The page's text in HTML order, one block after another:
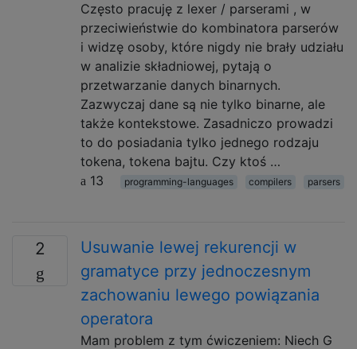
Często pracuję z lexer / parserami , w
przeciwieństwie do kombinatora parserów
i widzę osoby, które nigdy nie brały udziału
w analizie składniowej, pytają o
przetwarzanie danych binarnych.
Zazwyczaj dane są nie tylko binarne, ale
także kontekstowe. Zasadniczo prowadzi
to do posiadania tylko jednego rodzaju
tokena, tokena bajtu. Czy ktoś …
13
programming-languages compilers parsers
2
Usuwanie lewej rekurencji w
gramatyce przy jednoczesnym
zachowaniu lewego powiązania
operatora
Mam problem z tym ćwiczeniem: Niech G